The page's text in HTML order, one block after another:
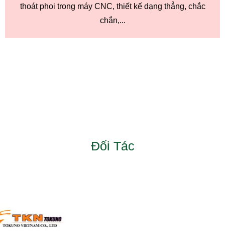
thoát phoi trong máy CNC, thiết kế dạng thẳng, chắc
chắn,...
Đối Tác